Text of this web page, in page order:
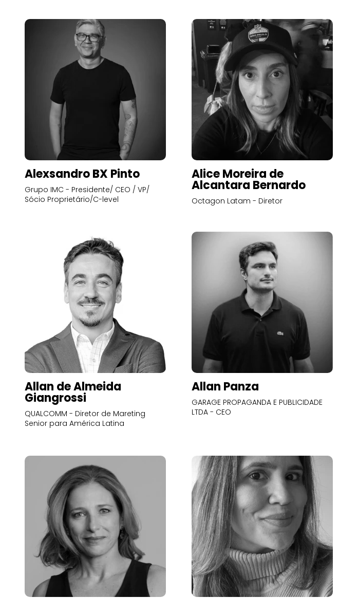
Alexsandro BX Pinto
Grupo IMC - Presidente/ CEO / VP/
Sócio Proprietário/C-level
Alice Moreira de
Alcantara Bernardo
Octagon Latam - Diretor
Allan de Almeida
Giangrossi
QUALCOMM - Diretor de Mareting
Senior para América Latina
Allan Panza
GARAGE PROPAGANDA E PUBLICIDADE
LTDA - CEO